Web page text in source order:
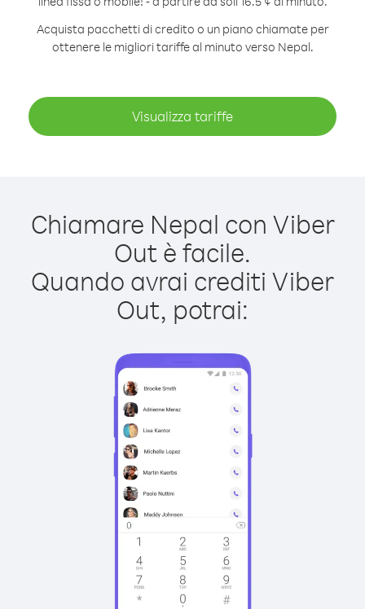
Acquista pacchetti di credito o un piano chiamate per
ottenere le migliori tariffe al minuto verso Nepal.
Visualizza tariffe
Chiamare Nepal con Viber
Out è facile.
Quando avrai crediti Viber
Out, potrai: